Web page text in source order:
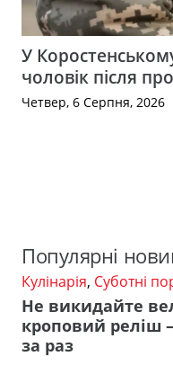
У
чоловік після
Четвер, 6 Серпня, 2026
Популярні
Кулінарія, Суботні
Не викидайте
кроповий реліш
за раз